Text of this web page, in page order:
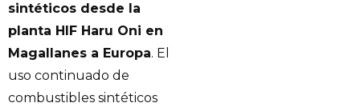
sintéticos desde la
planta HIF Haru Oni en
Magallanes a Europa. El
uso continuado de
combustibles sintéticos